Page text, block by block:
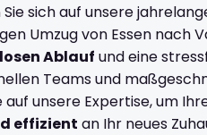
sich auf unsere
Umzug von Essen nach
Ablauf und eine
Teams und
auf unsere Expertise, um
effizient an Ihr neues